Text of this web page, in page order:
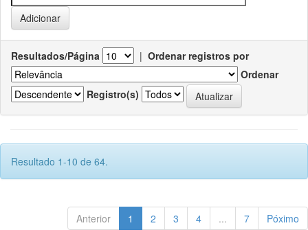
Resultados/Página | Ordenar registros por
Ordenar
Registro(s)
Resultado 1-10 de 64.
Anterior 1 2 3 4 ... 7 Póximo